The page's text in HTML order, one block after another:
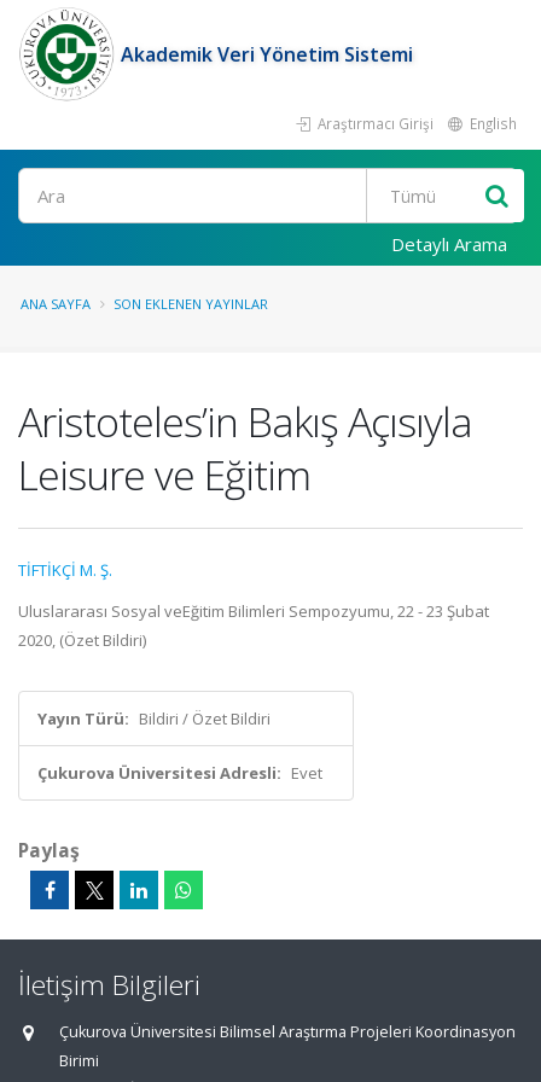
Akademik Veri Yönetim Sistemi
Araştırmacı Girişi English
Ara
Detaylı Arama
ANA SAYFA SON EKLENEN YAYINLAR
Aristoteles’in Bakış Açısıyla
Leisure ve Eğitim
TİFTİKÇİ M. Ş.
Uluslararası Sosyal veEğitim Bilimleri Sempozyumu, 22 - 23 Şubat
2020, (Özet Bildiri)
Yayın Türü: Bildiri / Özet Bildiri
Çukurova Üniversitesi Adresli: Evet
Paylaş
İletişim Bilgileri
Çukurova Üniversitesi Bilimsel Araştırma Projeleri Koordinasyon
Birimi